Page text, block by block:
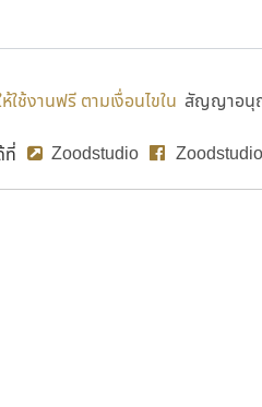
ใช้งานฟรี ตามเงื่อนไขใน สัญญาอนุ
ที่ Zoodstudio Zoodstudio